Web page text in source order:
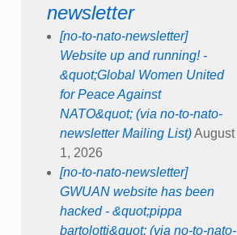
newsletter
[no-to-nato-newsletter]
Website up and running! -
&quot;Global Women United
for Peace Against
NATO&quot; (via no-to-nato-
newsletter Mailing List) August
1, 2026
[no-to-nato-newsletter]
GWUAN website has been
hacked - &quot;pippa
bartolotti&quot; (via no-to-nato-